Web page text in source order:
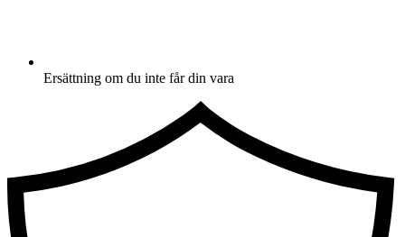
Ersättning om du inte får din vara